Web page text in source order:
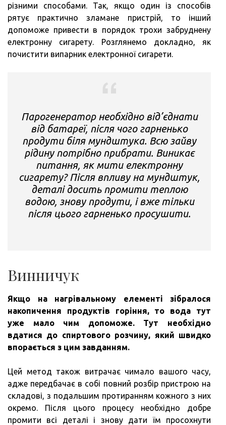
різними способами. Так, якщо один із способів
рятує практично зламане пристрій, то інший
допоможе привести в порядок трохи забруднену
електронну сигарету. Розглянемо докладно, як
почистити випарник електронної сигарети.
Парогенератор необхідно від’єднати
від батареї, після чого гарненько
продути біля мундштука. Всю зайву
рідину потрібно прибрати. Виникає
питання, як мити електронну
сигарету? Після впливу на мундштук,
деталі досить промити теплою
водою, знову продути, і вже тільки
після цього гарненько просушити.
Винничук
Якщо на нагрівальному елементі зібралося
накопичення продуктів горіння, то вода тут
уже мало чим допоможе.
Тут необхідно
вдатися до спиртового розчину, який швидко
впорається з цим завданням.
Цей метод також витрачає чимало вашого часу,
адже передбачає в собі повний розбір пристрою на
складові, з подальшим протиранням кожного з них
окремо. Після цього процесу необхідно добре
промити всі деталі і знову дати їм просохнути